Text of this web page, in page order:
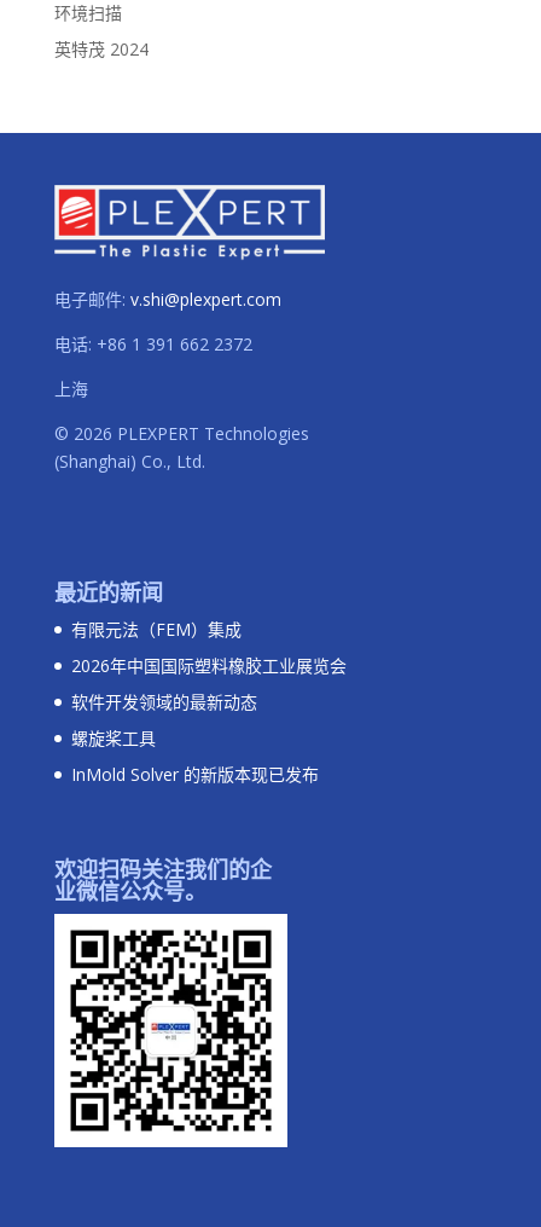
环境扫描
英特茂 2024
电子邮件: v.shi@plexpert.com
电话: +86 1 391 662 2372
上海
© 2026 PLEXPERT Technologies
(Shanghai) Co., Ltd.
最近的新闻
有限元法（FEM）集成
2026年中国国际塑料橡胶工业展览会
软件开发领域的最新动态
螺旋桨工具
InMold Solver 的新版本现已发布
欢迎扫码关注我们的企
业微信公众号。